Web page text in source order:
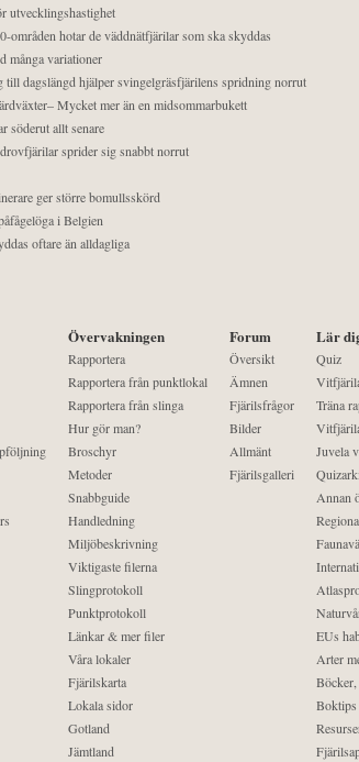
utvecklingshastighet
områden hotar de väddnätfjärilar som ska skyddas
många variationer
till dagslängd hjälper svingelgräsfjärilens spridning norrut
Mycket mer än en midsommarbukett
söderut allt senare
sprider sig snabbt norrut
ger större bomullsskörd
i Belgien
oftare än alldagliga
Övervakningen
Rapportera
Rapportera från punktlokal
Rapportera från slinga
Hur gör man?
Broschyr
Metoder
Snabbguide
Handledning
Miljöbeskrivning
Viktigaste filerna
Slingprotokoll
Punktprotokoll
Länkar & mer filer
Våra lokaler
Fjärilskarta
Lokala sidor
Gotland
Jämtland
Forum
Översikt
Ämnen
Fjärilsfrågor
Bilder
Allmänt
Fjärilsgalleri
Lär
Quiz
Träna
Juvela
Annan
EUs
Arter
Böcker,
Boktips